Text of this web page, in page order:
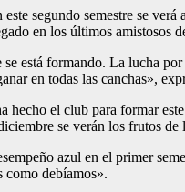
segundo semestre se
en los últimos amistosos
está formando. La lucha
en todas las canchas»,
hecho el club para formar
se verán los frutos
azul en el primer
como debíamos».